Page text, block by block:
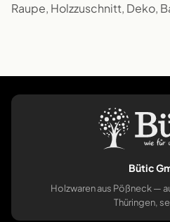
Raupe, Holzzuschnitt, Deko,
Bütic
Holzwaren aus Pößneck —
Thüringen,